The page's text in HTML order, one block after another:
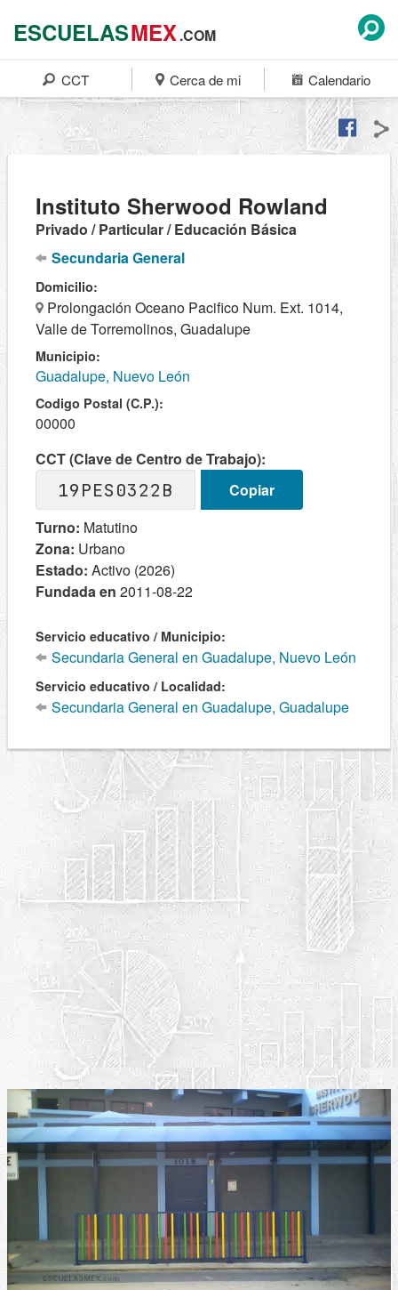
ESCUELASMEX.COM
CCT Cerca de mi Calendario
Instituto Sherwood Rowland
Privado / Particular / Educación Básica
Secundaria General
Domicilio:
Prolongación Oceano Pacifico Num. Ext. 1014,
Valle de Torremolinos, Guadalupe
Municipio:
Guadalupe, Nuevo León
Codigo Postal (C.P.):
00000
CCT (Clave de Centro de Trabajo):
19PES0322B
Copiar
Turno: Matutino
Zona: Urbano
Estado: Activo (2026)
Fundada en 2011-08-22
Servicio educativo / Municipio:
Secundaria General en Guadalupe, Nuevo León
Servicio educativo / Localidad:
Secundaria General en Guadalupe, Guadalupe